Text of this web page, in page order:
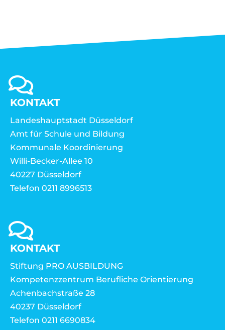
KONTAKT
Landeshauptstadt Düsseldorf
Amt für Schule und Bildung
Kommunale Koordinierung
Willi-Becker-Allee 10
40227 Düsseldorf
Telefon 0211 8996513
KONTAKT
Stiftung PRO AUSBILDUNG
Kompetenzzentrum Berufliche Orientierung
Achenbachstraße 28
40237 Düsseldorf
Telefon 0211 6690834